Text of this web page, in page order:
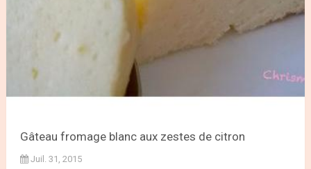
Gâteau fromage blanc aux zestes de citron
Juil. 31, 2015